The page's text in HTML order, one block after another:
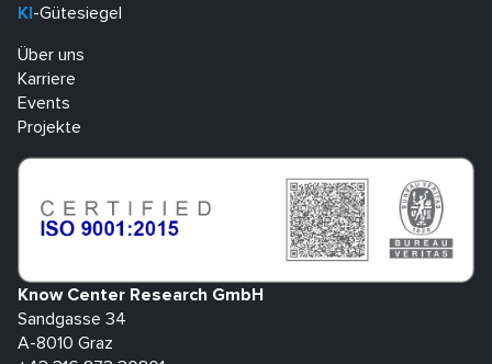
KI -Gütesiegel
Über uns
Karriere
Events
Projekte
Know Center Research GmbH
Sandgasse 34
A-8010 Graz